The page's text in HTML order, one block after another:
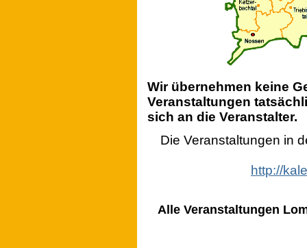
Wir übernehmen keine
Veranstaltungen
sich an die Veranstalter.
Die Veranstaltungen in
http://
Alle Veranstaltungen